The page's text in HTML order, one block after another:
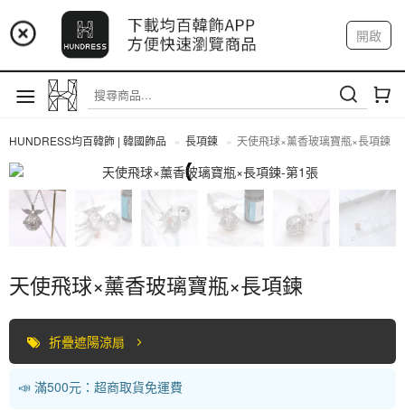
📢 市集預告：9/4-9/6 淡水捷運站
📢 市集預告：9/12-9/13 八里海巡基地
📢 市集預告：8/22-8/23 桃園青埔置地廣場
開啟
註冊 我的帳戶
HUNDRESS均百韓飾 | 韓國飾品 長項鍊 天使飛球×薰香玻璃寶瓶×長項鍊
天使飛球×薰香玻璃寶瓶×長項鍊
折疊遮陽涼扇
📣 滿500元：超商取貨免運費